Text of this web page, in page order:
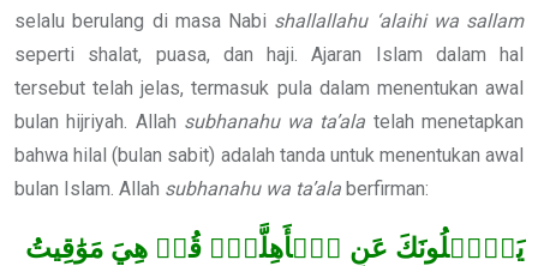
selalu berulang di masa Nabi shallallahu ‘alaihi wa sallam
seperti shalat, puasa, dan haji. Ajaran Islam dalam hal
tersebut telah jelas, termasuk pula dalam menentukan awal
bulan hijriyah. Allah subhanahu wa ta’ala telah menetapkan
bahwa hilal (bulan sabit) adalah tanda untuk menentukan awal
bulan Islam. Allah subhanahu wa ta’ala berfirman:
يَسۡ‍َٔلُونَكَ عَنِ ٱلۡأَهِلَّةِۖ قُلۡ هِيَ مَوَٰقِيتُ